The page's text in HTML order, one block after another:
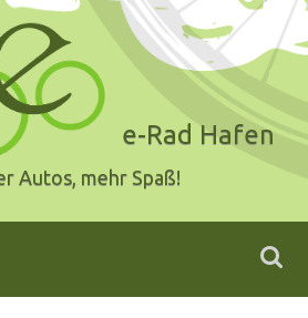
e-Rad Hafen
Autos, mehr Spaß!